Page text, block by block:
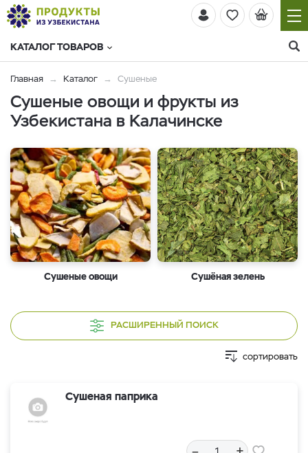
КАТАЛОГ ТОВАРОВ
Главная Каталог Сушеные
Сушеные овощи и фрукты из
Узбекистана в Калачинске
Сушеные овощи Cушёная зелень
РАСШИРЕННЫЙ ПОИСК
сортировать
Сушеная паприка